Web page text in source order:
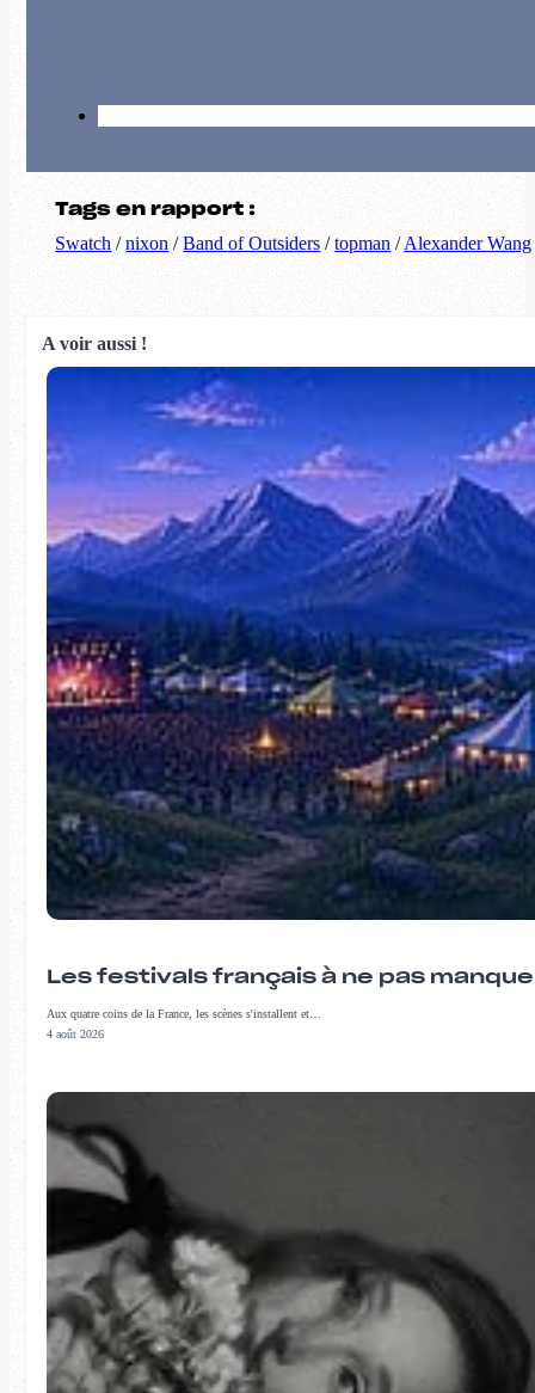
Tags en rapport :
Swatch /nixon /Band of Outsiders /topman /Alexander Wang
A voir aussi !
Les festivals français à ne pas
Aux quatre coins de la France, les scènes s'installent et…
4 août 2026